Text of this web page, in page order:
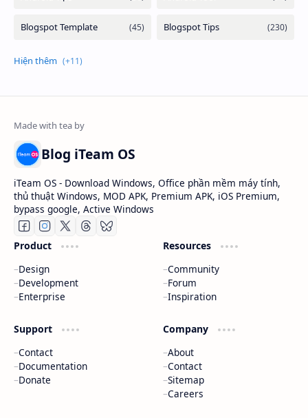
Blog iTeam OS
iTeam OS - Download Windows, Office phần mềm máy tính,
thủ thuật Windows, MOD APK, Premium APK, iOS Premium,
bypass google, Active Windows
Product
Design
Development
Enterprise
Resources
Community
Forum
Inspiration
Support
Contact
Documentation
Donate
Company
About
Contact
Sitemap
Careers